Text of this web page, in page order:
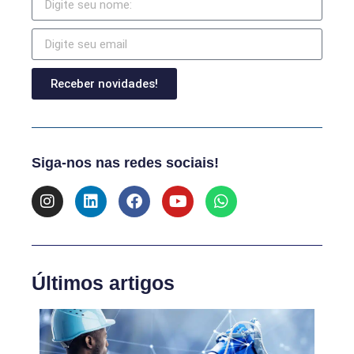
Receber novidades!
Siga-nos nas redes sociais!
Últimos artigos